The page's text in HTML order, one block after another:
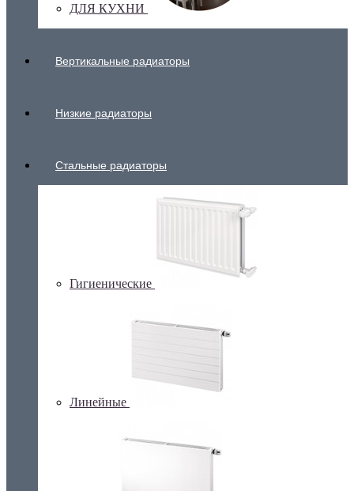
ДЛЯ КУХНИ
Вертикальные радиаторы
Низкие радиаторы
Стальные радиаторы
Гигиенические
Линейные